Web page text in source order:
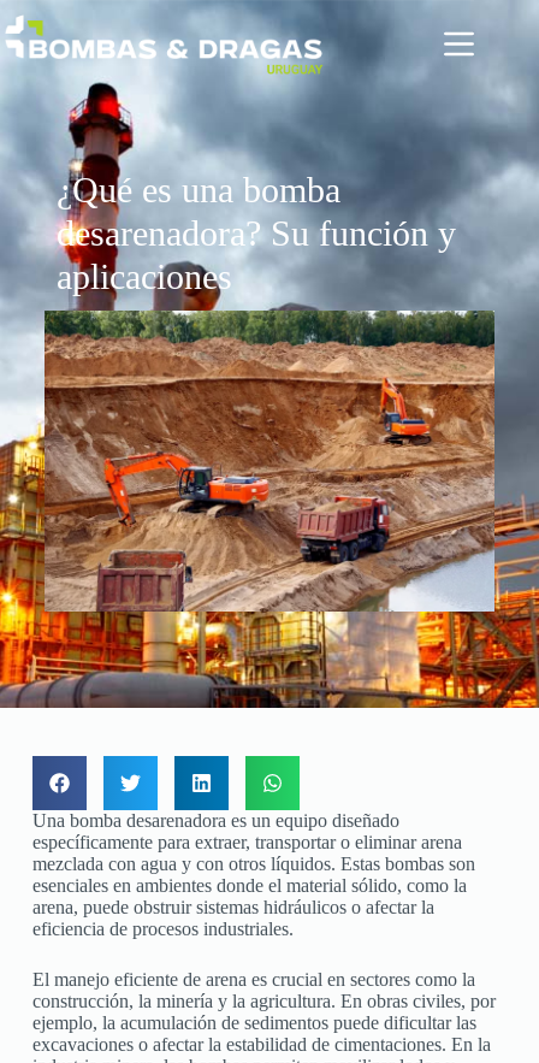
¿Qué es una bomba
desarenadora? Su función y
aplicaciones
Una bomba desarenadora es un equipo diseñado
específicamente para extraer, transportar o eliminar arena
mezclada con agua y con otros líquidos. Estas bombas son
esenciales en ambientes donde el material sólido, como la
arena, puede obstruir sistemas hidráulicos o afectar la
eficiencia de procesos industriales.
El manejo eficiente de arena es crucial en sectores como la
construcción, la minería y la agricultura. En obras civiles, por
ejemplo, la acumulación de sedimentos puede dificultar las
excavaciones o afectar la estabilidad de cimentaciones. En la